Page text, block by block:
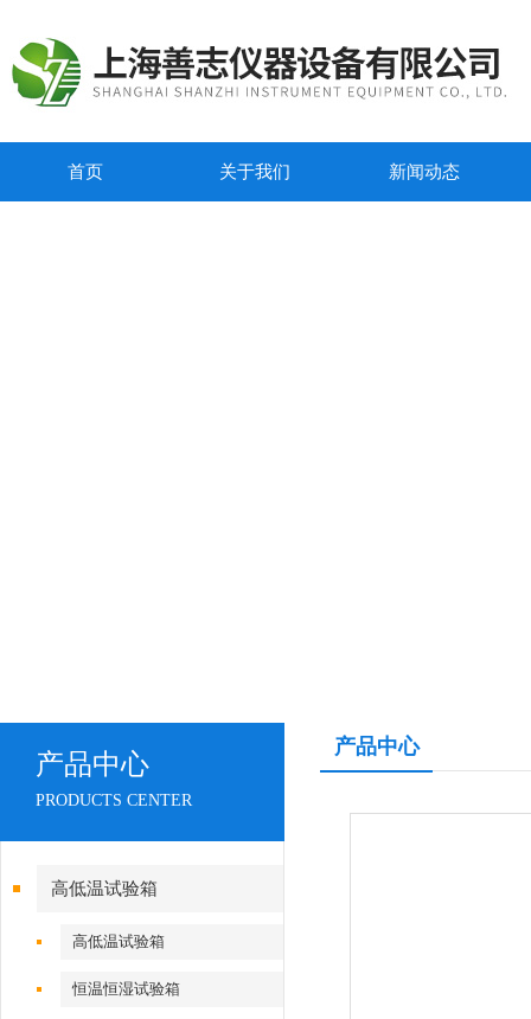
首页 关于我们 新闻动态
产品中心
PRODUCTS CENTER
高低温试验箱
高低温试验箱
恒温恒湿试验箱
产品中心